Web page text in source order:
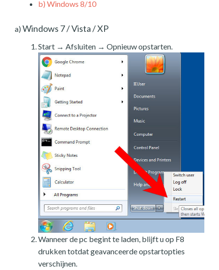
b) Windows 8/10
a) Windows 7 / Vista / XP
Start → Afsluiten → Opnieuw opstarten.
Wanneer de pc begint te laden, blijft u op F8
drukken totdat geavanceerde opstartopties
verschijnen.